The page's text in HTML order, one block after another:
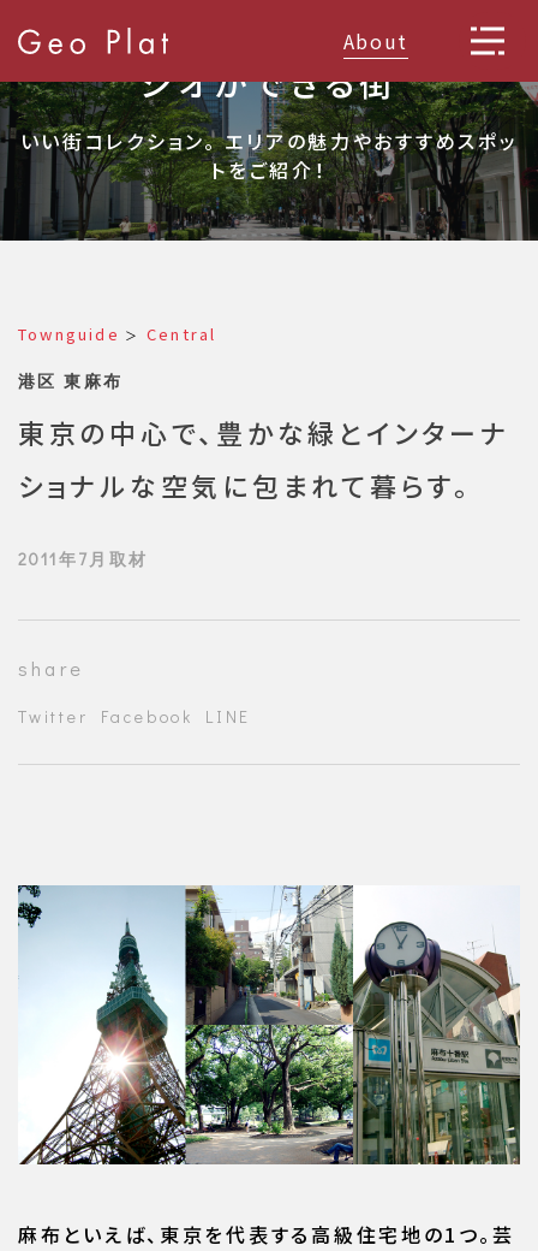
About
ジオができる街
いい街コレクション。 エリアの魅力やおすすめスポッ
トをご紹介！
Townguide ＞ Central
港区 東麻布
東京の中心で、豊かな緑とインターナ
ショナルな空気に包まれて暮らす。
2011年7月取材
share
Twitter Facebook LINE
麻布といえば、東京を代表する高級住宅地の1つ。芸